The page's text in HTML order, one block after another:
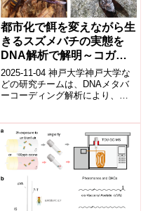
都市化で餌を変えながら生
きるスズメバチの実態を
DNA解析で解明～コガタ
スズメバチは餌を転換、キ
イロスズメバチは選択性を
保持～
2025-11-04 神戸大学神戸大学な
どの研究チームは、DNAメタバ
ーコーディング解析により、都
ズメバ...